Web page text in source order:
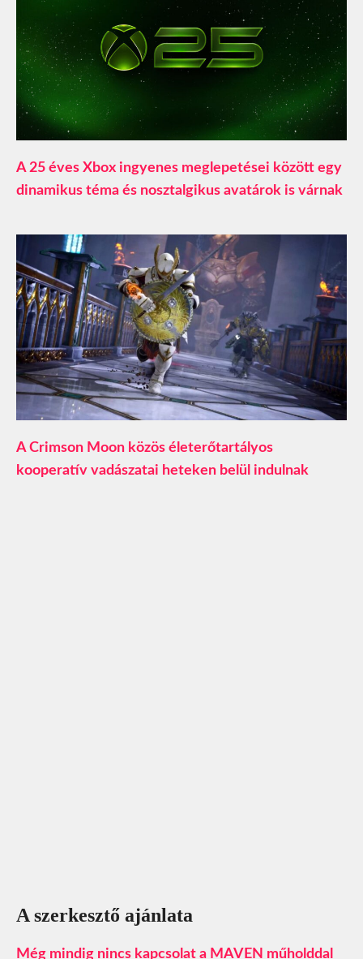
A 25 éves Xbox ingyenes meglepetései között egy
dinamikus téma és nosztalgikus avatárok is várnak
A Crimson Moon közös életerőtartályos
kooperatív vadászatai heteken belül indulnak
A szerkesztő ajánlata
Még mindig nincs kapcsolat a MAVEN műholddal